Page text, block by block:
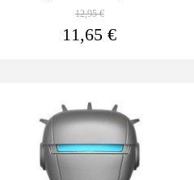
12,95 €
11,65 €